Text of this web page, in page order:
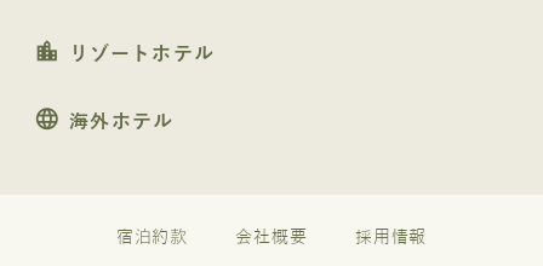
location_city リゾートホテル
language 海外ホテル
宿泊約款 会社概要 採用情報